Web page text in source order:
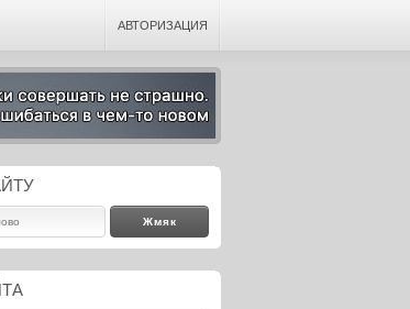
АВТОРИЗАЦИЯ